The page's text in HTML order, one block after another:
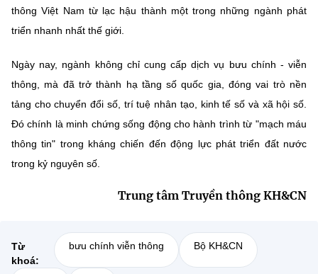
thông Việt Nam từ lạc hậu thành một trong những ngành phát
triển nhanh nhất thế giới.
Ngày nay, ngành không chỉ cung cấp dịch vụ bưu chính - viễn
thông, mà đã trở thành hạ tầng số quốc gia, đóng vai trò nền
tảng cho chuyển đổi số, trí tuệ nhân tạo, kinh tế số và xã hội số.
Đó chính là minh chứng sống động cho hành trình từ "mạch máu
thông tin" trong kháng chiến đến động lực phát triển đất nước
trong kỷ nguyên số.
Trung tâm Truyền thông KH&CN
Từ
khoá:
bưu chính viễn thông Bộ KH&CN